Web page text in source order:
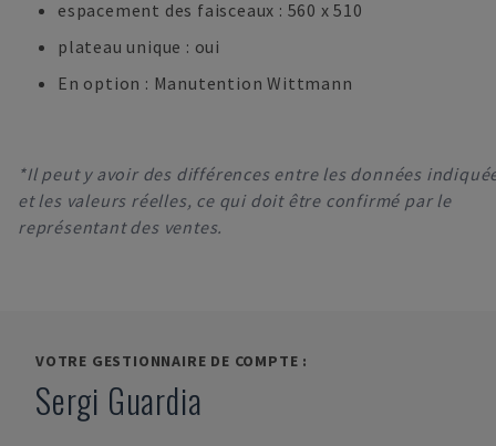
espacement des faisceaux : 560 x 510
plateau unique : oui
En option : Manutention Wittmann
*Il peut y avoir des différences entre les données
et les valeurs réelles, ce qui doit être confirmé par le
représentant des ventes.
VOTRE GESTIONNAIRE DE COMPTE :
Sergi Guardia